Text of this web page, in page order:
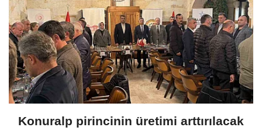
Konuralp pirincinin üretimi arttırılacak